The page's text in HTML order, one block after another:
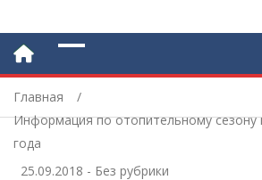
Главная
Информация по отопительному сезону
года
25.09.2018 - Без рубрики